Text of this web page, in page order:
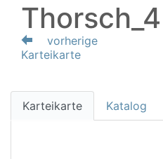
Thorsch_4
vorherige
Karteikarte
Karteikarte Katalog